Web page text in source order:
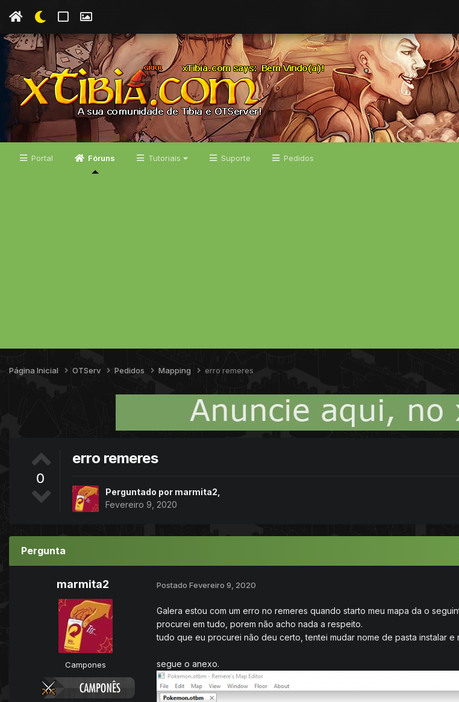
Portal Fóruns Tutoriais Suporte Pedidos
Página Inicial OTServ Pedidos Mapping erro remeres
0
erro remeres
Perguntado por marmita2
Fevereiro 9, 2020
Pergunta
marmita2
Campones
Postado Fevereiro 9, 2020
Galera estou com um erro no remeres quando starto meu mapa da o
procurei em tudo, porem não acho nada a respeito.
tudo que eu procurei não deu certo, tentei mudar nome de pasta instalar
segue o anexo.